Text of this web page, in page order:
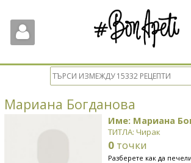
Мариана Богданова
Име: Мариана
ТИТЛА: Чирак
0 точки
Разберете как да